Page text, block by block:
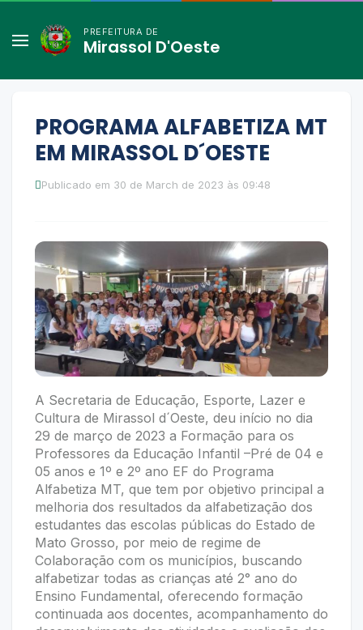
PREFEITURA DE
Mirassol D'Oeste
PROGRAMA ALFABETIZA MT
EM MIRASSOL D´OESTE
Publicado em 30 de March de 2023 às 09:48
A Secretaria de Educação, Esporte, Lazer e
Cultura de Mirassol d´Oeste, deu início no dia
29 de março de 2023 a Formação para os
Professores da Educação Infantil –Pré de 04 e
05 anos e 1º e 2º ano EF do Programa
Alfabetiza MT, que tem por objetivo principal a
melhoria dos resultados da alfabetização dos
estudantes das escolas públicas do Estado de
Mato Grosso, por meio de regime de
Colaboração com os municípios, buscando
alfabetizar todas as crianças até 2° ano do
Ensino Fundamental, oferecendo formação
continuada aos docentes, acompanhamento do